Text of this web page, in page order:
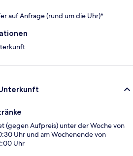
auf Anfrage (rund um die Uhr)*
(gegen Aufpreis) unter der Woche von
Uhr und am Wochenende von
Uhr